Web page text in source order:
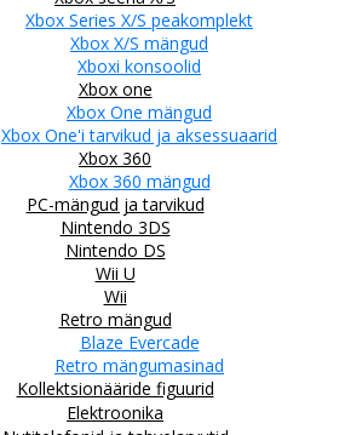
Xbox Series X/S peakomplekt
Xbox X/S mängud
Xboxi konsoolid
Xbox one
Xbox One mängud
Xbox One'i tarvikud ja aksessuaarid
Xbox 360
Xbox 360 mängud
PC-mängud ja tarvikud
Nintendo 3DS
Nintendo DS
Wii U
Wii
Retro mängud
Blaze Evercade
Retro mängumasinad
Kollektsionääride figuurid
Elektroonika